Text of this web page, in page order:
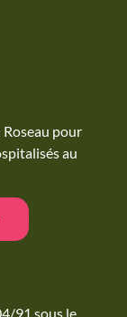
pour
au
91 sous le